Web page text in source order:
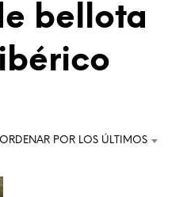
bellota
ORDENAR POR LOS ÚLTIMOS